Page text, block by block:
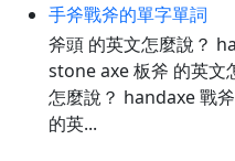
手斧戰斧的單字單詞
斧頭 的英文怎麼說？
stone axe 板斧 的英文
怎麼說？ handaxe 戰
的英...